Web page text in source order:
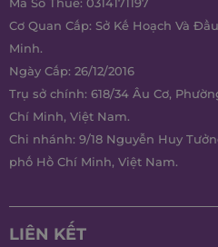
Mã Số Thuế: 0314171197
Cơ Quan Cấp: Sở Kế Hoạch Và
Minh.
Ngày Cấp: 26/12/2016
Trụ sở chính: 618/34 Âu Cơ,
Chí Minh, Việt Nam.
Chi nhánh: 9/18 Nguyễn Huy
phố Hồ Chí Minh, Việt Nam.
LIÊN KẾT